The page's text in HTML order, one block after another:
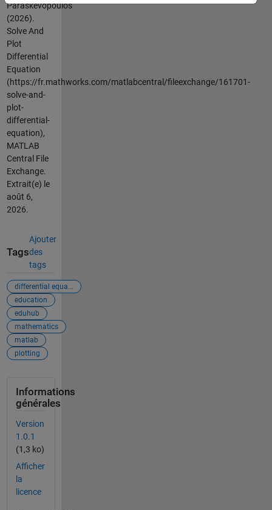
Paraskevopoulos
(2026).
Solve And
Plot
Differential
Equation
(https://fr.mathworks.com/matlabcentral/fileexchange/161701-
solve-and-
plot-
differential-
equation),
MATLAB
Central File
Exchange.
Extrait(e) le
août 6,
2026.
Tags
Ajouter
des
tags
differential equa...
education
eduhub
mathematics
matlab
plotting
Informations
générales
Version
1.0.1
(1,3 ko)
Afficher
la
licence